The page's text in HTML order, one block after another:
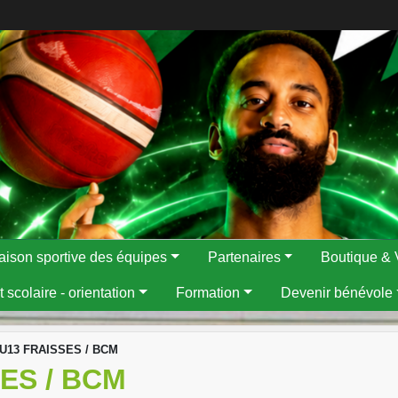
sportive des équipes Partenaires Boutique &
scolaire - orientation Formation Devenir bénévole
FRAISSES / BCM
/ BCM